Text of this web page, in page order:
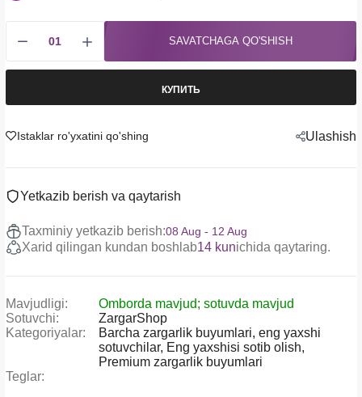
SAVATCHAGA QO'SHISH
КУПИТЬ
Istaklar ro'yxatini qo'shing Ulashish
Yetkazib berish va qaytarish
Taxminiy yetkazib berish:08 Aug - 12 Aug
Xarid qilingan kundan boshlab14 kunichida qaytaring.
Mavjudligi:
Omborda mavjud; sotuvda mavjud
Sotuvchi:
ZargarShop
Kategoriyalar:
Barcha zargarlik buyumlari, eng yaxshi
sotuvchilar, Eng yaxshisi sotib olish,
Premium zargarlik buyumlari
Teglar: